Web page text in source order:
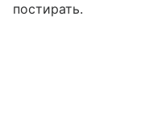
постирать.